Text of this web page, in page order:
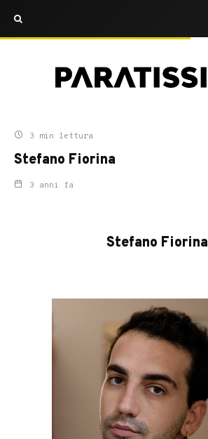
3 min lettura
Stefano Fiorina
3 anni fa
Stefano Fiorina